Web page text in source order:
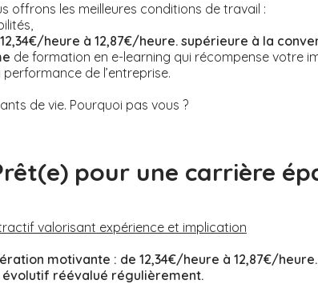
offrons les meilleures conditions de travail :
heure à 12,87€/heure. supérieure à la
de formation en e-learning qui récompense votre
performance de l’entreprise.
de vie. Pourquoi pas vous ?
pour une carrière
valorisant expérience et implication
motivante : de 12,34€/heure à 12,87€/heure.
évolutif réévalué régulièrement.